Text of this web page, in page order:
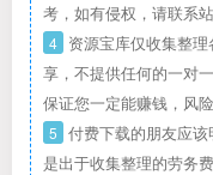
考，如有侵权，请联系
4 资源宝库仅收集整
享，不提供任何的一对
保证您一定能赚钱，风险
5 付费下载的朋友应
是出于收集整理的劳务